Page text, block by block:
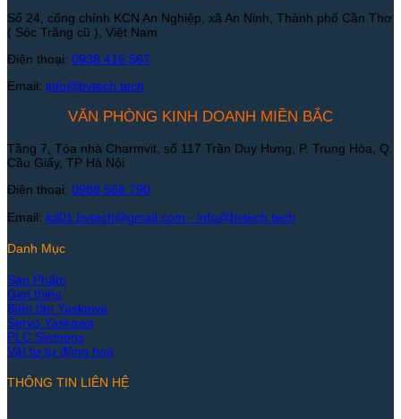
Số 24, cổng chính KCN An Nghiệp, xã An Ninh, Thành phố Cần Thơ
( Sóc Trăng cũ ), Việt Nam
Điện thoại: 0938 416 567
Email: info@bvtech.tech
VĂN PHÒNG KINH DOANH MIỀN BẮC
Tầng 7, Tòa nhà Charmvit, số 117 Trần Duy Hưng, P. Trung Hòa, Q.
Cầu Giấy, TP Hà Nội
Điện thoại: 0988 568 790
Email: kd01.bvtech@gmail.com - info@bvtech.tech
Danh Mục
Sản Phẩm
Giới thiệu
Biến tần Yaskawa
Servo Yaskawa
PLC Siemens
Vật tư tự động hoá
THÔNG TIN LIÊN HỆ